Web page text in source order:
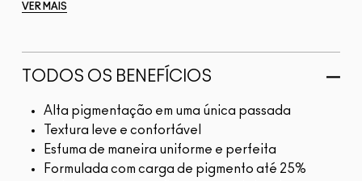
VER MAIS
TODOS OS BENEFÍCIOS
Alta pigmentação em uma única passada
Textura leve e confortável
Esfuma de maneira uniforme e perfeita
Formulada com carga de pigmento até 25%